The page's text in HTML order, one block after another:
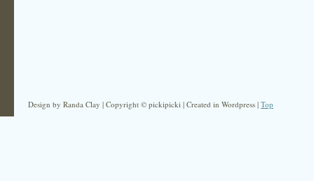
Design by Randa Clay | Copyright © pickipicki | Created in Wordpress | Top